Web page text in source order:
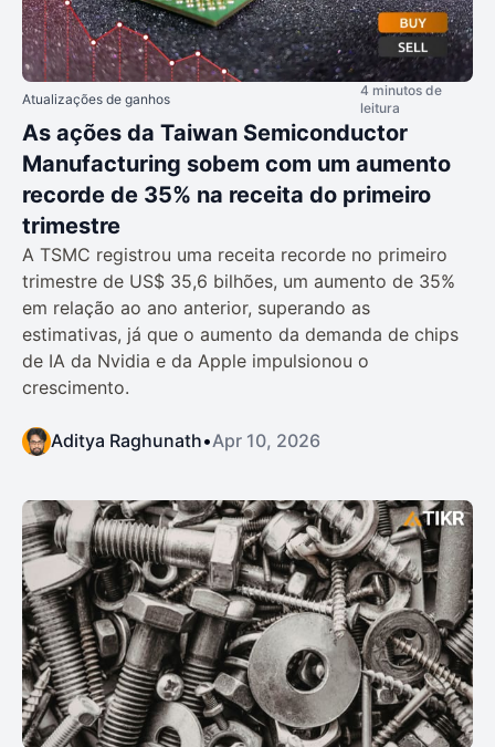
Atualizações de ganhos
4 minutos de
leitura
As ações da Taiwan Semiconductor
Manufacturing sobem com um aumento
recorde de 35% na receita do primeiro
trimestre
A TSMC registrou uma receita recorde no primeiro
trimestre de US$ 35,6 bilhões, um aumento de 35%
em relação ao ano anterior, superando as
estimativas, já que o aumento da demanda de chips
de IA da Nvidia e da Apple impulsionou o
crescimento.
Aditya Raghunath•Apr 10, 2026